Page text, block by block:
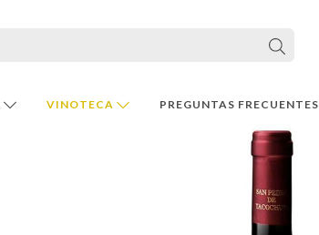
VINOTECA PREGUNTAS FRECUENTES